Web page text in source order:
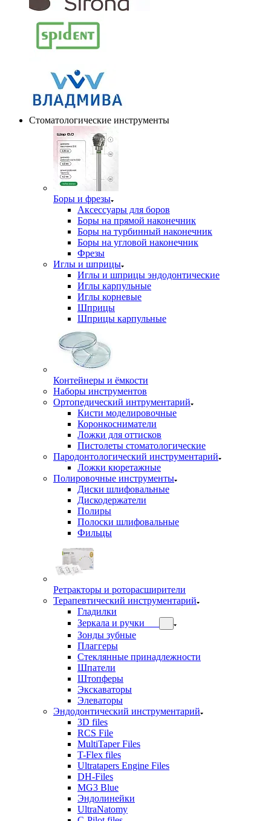
Стоматологические инструменты
Боры и фрезы
Аксессуары для боров
Боры на прямой наконечник
Боры на турбинный наконечник
Боры на угловой наконечник
Фрезы
Иглы и шприцы
Иглы и шприцы эндодонтические
Иглы карпульные
Иглы корневые
Шприцы
Шприцы карпульные
Контейнеры и ёмкости
Наборы инструментов
Ортопедический интрументарий
Кисти моделировочные
Коронкосниматели
Ложки для оттисков
Пистолеты стоматологические
Пародонтологический инструментарий
Ложки кюретажные
Полировочные инструменты
Диски шлифовальные
Дискодержатели
Полиры
Полоски шлифовальные
Фильцы
Ретракторы и роторасширители
Терапевтический инструментарий
Гладилки
Зеркала и ручки
Зонды зубные
Плаггеры
Стеклянные принадлежности
Шпатели
Штопферы
Экскаваторы
Элеваторы
Эндодонтический инструментарий
3D files
RCS File
MultiTaper Files
T-Flex files
Ultratapers Engine Files
DH-Files
MG3 Blue
Эндолинейки
UltraNatomy